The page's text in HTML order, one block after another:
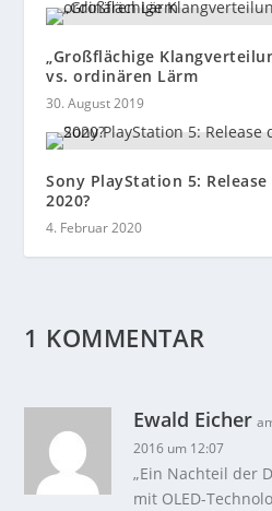
„Großflächige
vs. ordinären Lärm
30. August 2019
Sony PlayStation 5:
2020?
4. Februar 2020
1 KOMMENTAR
Ewald Eicher
2016 um 12:07
„Ein Nachteil der
mit OLED-